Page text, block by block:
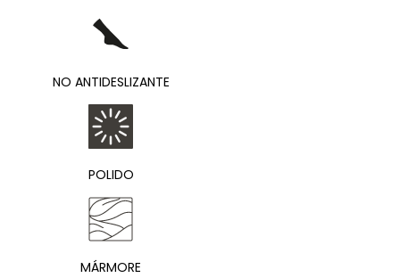
NO ANTIDESLIZANTE
POLIDO
MÁRMORE